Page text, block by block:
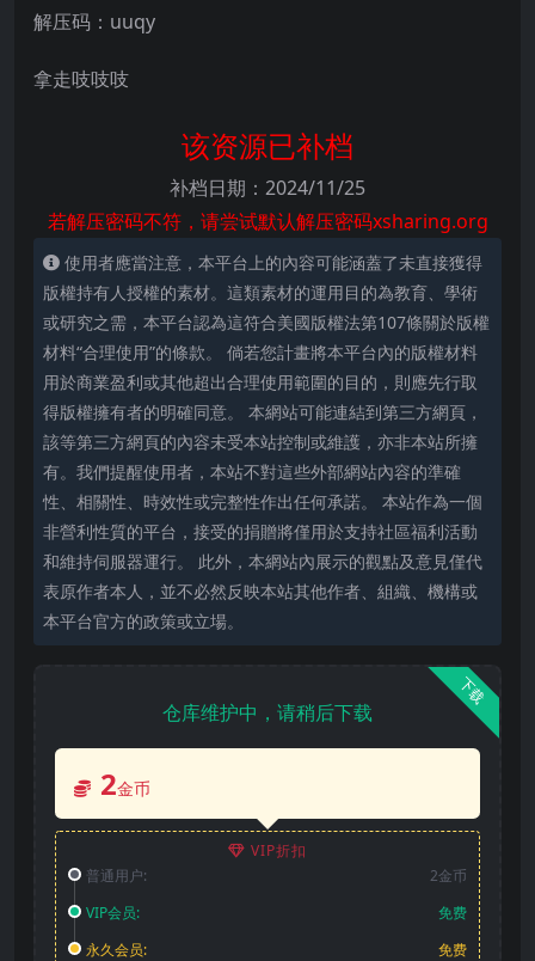
解压码：uuqy
拿走吱吱吱
该资源已补档
补档日期：2024/11/25
若解压密码不符，请尝试默认解压密码xsharing.org
使用者應當注意，本平台上的內容可能涵蓋了未直接獲得
版權持有人授權的素材。這類素材的運用目的為教育、學術
或研究之需，本平台認為這符合美國版權法第107條關於版權
材料“合理使用”的條款。 倘若您計畫將本平台內的版權材料
用於商業盈利或其他超出合理使用範圍的目的，則應先行取
得版權擁有者的明確同意。 本網站可能連結到第三方網頁，
該等第三方網頁的內容未受本站控制或維護，亦非本站所擁
有。我們提醒使用者，本站不對這些外部網站內容的準確
性、相關性、時效性或完整性作出任何承諾。 本站作為一個
非營利性質的平台，接受的捐贈將僅用於支持社區福利活動
和維持伺服器運行。 此外，本網站內展示的觀點及意見僅代
表原作者本人，並不必然反映本站其他作者、組織、機構或
本平台官方的政策或立場。
下载
仓库维护中，请稍后下载
2金币
VIP折扣
普通用户:
2金币
VIP会员:
免费
永久会员:
免费